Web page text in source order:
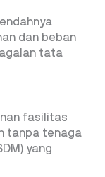
dan beban
tata
fasilitas
tanpa tenaga
yang